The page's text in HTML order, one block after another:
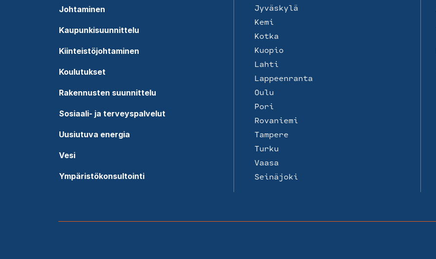
Johtaminen
Kaupunkisuunnittelu
Kiinteistöjohtaminen
Koulutukset
Rakennusten suunnittelu
Sosiaali- ja terveyspalvelut
Uusiutuva energia
Vesi
Ympäristökonsultointi
Jyväskylä
Kemi
Kotka
Kuopio
Lahti
Lappeenranta
Oulu
Pori
Rovaniemi
Tampere
Turku
Vaasa
Seinäjoki